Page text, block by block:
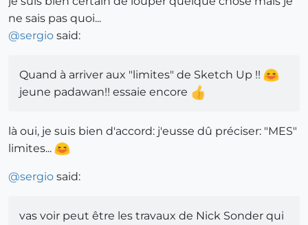
ne sais pas quoi...
@sergio said:
Quand à arriver aux "limites" de Sketch Up !!
jeune padawan!! essaie encore
là oui, je suis bien d'accord: j'eusse dû préciser: "MES"
limites...
@sergio said:
vas voir peut être les travaux de Nick Sonder qui